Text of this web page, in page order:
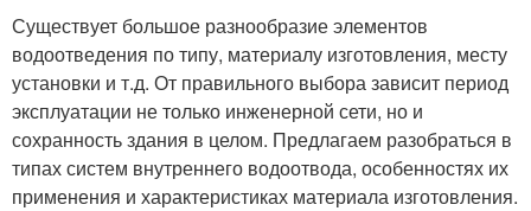
Существует большое разнообразие элементов
водоотведения по типу, материалу изготовления, месту
установки и т.д. От правильного выбора зависит период
эксплуатации не только инженерной сети, но и
сохранность здания в целом. Предлагаем разобраться в
типах систем внутреннего водоотвода, особенностях их
применения и характеристиках материала изготовления.